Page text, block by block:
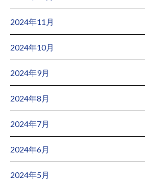
2024年11月
2024年10月
2024年9月
2024年8月
2024年7月
2024年6月
2024年5月